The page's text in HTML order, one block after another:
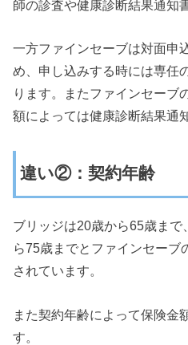
師の診査や健康診断結果通知
一方ファインセーブは対面申
め、申し込みする時には専任
ります。またファインセーブ
額によっては健康診断結果通
違い②：契約年齢
ブリッジは20歳から65歳ま
ら75歳までとファインセーブ
されています。
また契約年齢によって保険金
す。